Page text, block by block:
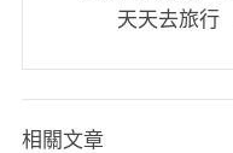
天天去旅行 尋
相關文章